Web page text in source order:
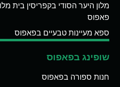
מלון היער הסודי בקפריסין בית
פאפוס
ספא מעיינות טבעיים בפאפוס
שופינג בפאפוס
חנות ספורה בפאפוס